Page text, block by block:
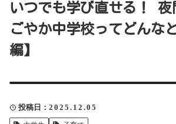
いつでも学び直せる！ 夜
ごやか中学校ってどんな
編】
投稿日 2025.12.05
進路